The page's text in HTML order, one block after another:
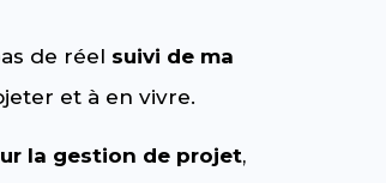
de réel suivi de ma
et à en vivre.
la gestion de projet,